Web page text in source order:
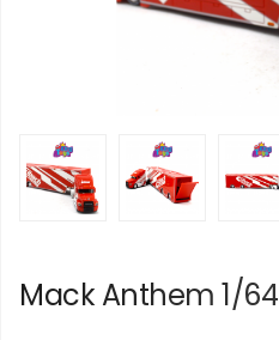
Mack Anthem 1/64